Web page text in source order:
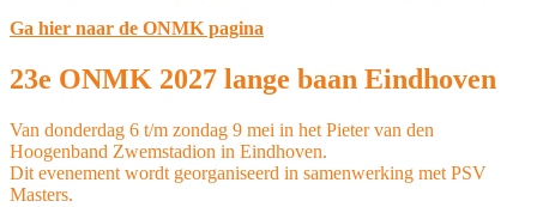
Ga hier naar de ONMK pagina
23e ONMK 2027 lange baan Eindhoven
Van donderdag 6 t/m zondag 9 mei in het Pieter van den
Hoogenband Zwemstadion in Eindhoven.
Dit evenement wordt georganiseerd in samenwerking met PSV
Masters.